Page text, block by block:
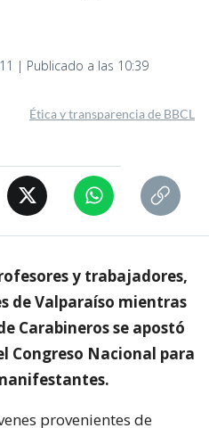
| Publicado a las 10:39
Ética y transparencia de BBCL
y trabajadores,
de Valparaíso mientras
Carabineros se apostó
Congreso Nacional para
provenientes de